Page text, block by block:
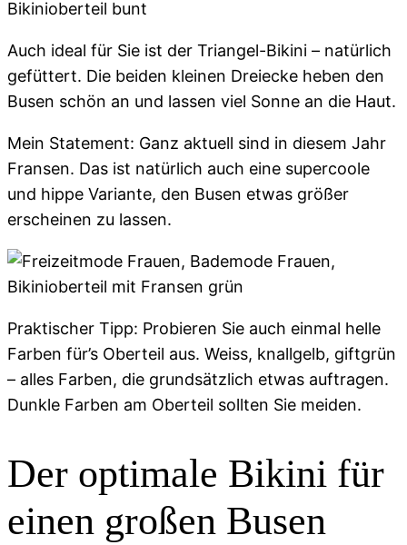
Auch ideal für Sie ist der Triangel-Bikini – natürlich
gefüttert. Die beiden kleinen Dreiecke heben den
Busen schön an und lassen viel Sonne an die Haut.
Mein Statement: Ganz aktuell sind in diesem Jahr
Fransen. Das ist natürlich auch eine supercoole
und hippe Variante, den Busen etwas größer
erscheinen zu lassen.
Praktischer Tipp: Probieren Sie auch einmal helle
Farben für’s Oberteil aus. Weiss, knallgelb, giftgrün
– alles Farben, die grundsätzlich etwas auftragen.
Dunkle Farben am Oberteil sollten Sie meiden.
Der optimale Bikini für
einen großen Busen